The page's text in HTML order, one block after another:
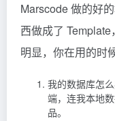
Marscode 做的好
西做成了
明显，你在用的时
我的数据库怎
端，连我本地
品。